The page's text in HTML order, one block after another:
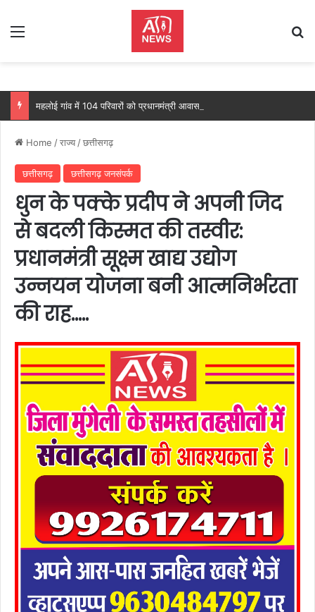
Menu
Home /राज्य /छत्तीसगढ़
छत्तीसगढ़ छत्तीसगढ़ जनसंपर्क
धुन के पक्के प्रदीप ने अपनी जिद
से बदली किस्मत की तस्वीर:
प्रधानमंत्री सूक्ष्म खाद्य उद्योग
उन्नयन योजना बनी आत्मनिर्भरता
की राह…..